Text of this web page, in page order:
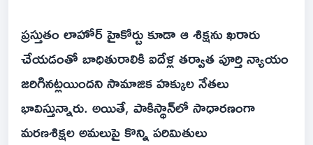
ప్రస్తుతం లాహోర్ హైకోర్టు కూడా ఆ శిక్షను ఖరారు
చేయడంతో బాధితురాలికి ఐదేళ్ల తర్వాత పూర్తి న్యాయం
జరిగినట్లయిందని సామాజిక హక్కుల నేతలు
భావిస్తున్నారు. అయితే, పాకిస్థాన్‌లో సాధారణంగా
మరణశిక్షల అమలుపై కొన్ని పరిమితులు